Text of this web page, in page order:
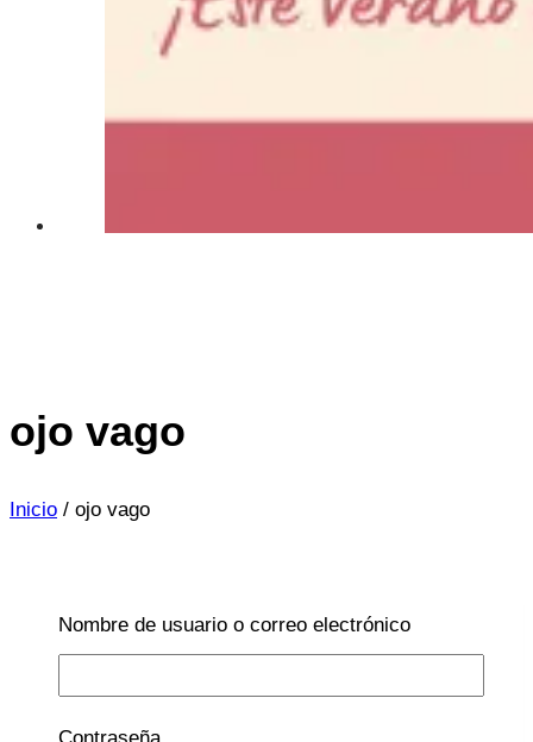
ojo vago
Inicio / ojo vago
Nombre de usuario o correo electrónico